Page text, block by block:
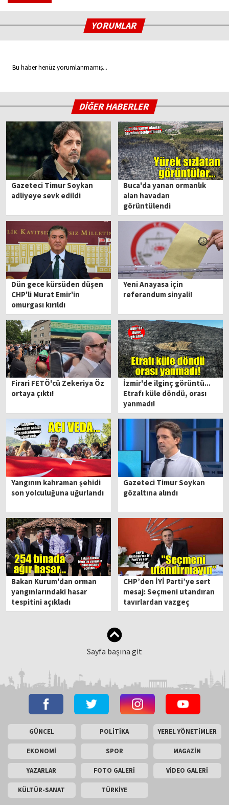
YORUMLAR
Bu haber henüz yorumlanmamış...
DİĞER HABERLER
Gazeteci Timur Soykan
adliyeye sevk edildi
Buca'da yanan ormanlık
alan havadan
görüntülendi
Dün gece kürsüden düşen
CHP'li Murat Emir'in
omurgası kırıldı
Yeni Anayasa için
referandum sinyali!
Firari FETÖ'cü Zekeriya Öz
ortaya çıktı!
İzmir'de ilginç görüntü...
Etrafı küle döndü, orası
yanmadı!
Yangının kahraman şehidi
son yolculuğuna uğurlandı
Gazeteci Timur Soykan
gözaltına alındı
Bakan Kurum'dan orman
yangınlarındaki hasar
tespitini açıkladı
CHP’den İYİ Parti’ye sert
mesaj: Seçmeni utandıran
tavırlardan vazgeç
Sayfa başına git
GÜNCEL POLİTİKA YEREL YÖNETİMLER
EKONOMİ SPOR MAGAZİN
YAZARLAR FOTO GALERİ VİDEO GALERİ
KÜLTÜR-SANAT TÜRKİYE